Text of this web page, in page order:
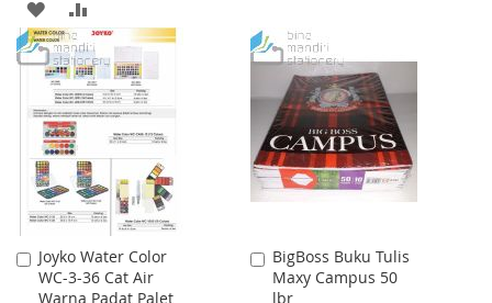
ADD
TO
WISH
LIST
TO
COMPARE
LIST
Joyko Water Color
WC-3-36 Cat Air
Warna Padat Palet
Add
to
BigBoss Buku Tulis
Maxy Campus 50
lbr
Add
to